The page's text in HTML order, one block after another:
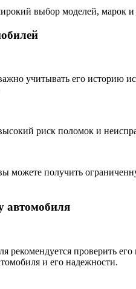
выбор моделей, марок
учитывать его историю
риск поломок и
можете получить
автомобиля
рекомендуется проверить
и его надежности.